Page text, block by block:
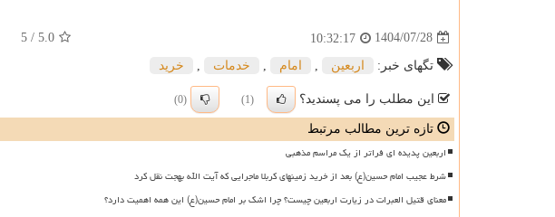
1404/07/28
10:32:17
5.0
/ 5
تگهای خبر: اربعین امام خدمات خرید
این مطلب را می پسندید؟ (1)
(0)
تازه ترین مطالب مرتبط
اربعین پدیده ای فراتر از یک مراسم مذهبی
شرط عجیب امام حسین(ع) بعد از خرید زمینهای کربلا ماجرایی که آیت الله بهجت نقل کرد
معنای قتیل العبرات در زیارت اربعین چیست؟ چرا اشک بر امام حسین(ع) این همه اهمیت دارد؟